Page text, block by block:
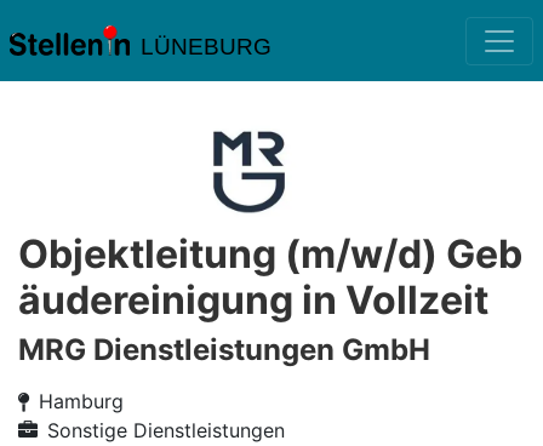
LÜNEBURG
Objektleitung (m/w/d) Geb
äudereinigung in Vollzeit
MRG Dienstleistungen GmbH
Hamburg
Sonstige Dienstleistungen